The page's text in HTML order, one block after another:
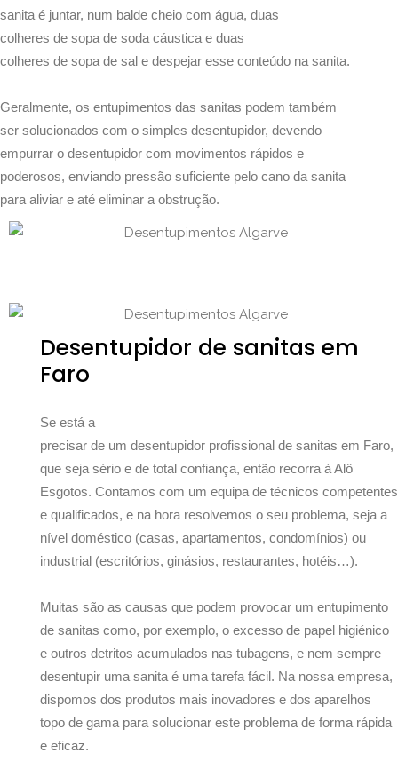
sanita é juntar, num balde cheio com água, duas
colheres de sopa de soda cáustica e duas
colheres de sopa de sal e despejar esse conteúdo na sanita.
Geralmente, os entupimentos das sanitas podem também
ser solucionados com o simples desentupidor, devendo
empurrar o desentupidor com movimentos rápidos e
poderosos, enviando pressão suficiente pelo cano da sanita
para aliviar e até eliminar a obstrução.
Desentupidor de sanitas em
Faro
Se está a
precisar de um desentupidor profissional de sanitas em Faro,
que seja sério e de total confiança, então recorra à Alô
Esgotos. Contamos com um equipa de técnicos competentes
e qualificados, e na hora resolvemos o seu problema, seja a
nível doméstico (casas, apartamentos, condomínios) ou
industrial (escritórios, ginásios, restaurantes, hotéis…).
Muitas são as causas que podem provocar um entupimento
de sanitas como, por exemplo, o excesso de papel higiénico
e outros detritos acumulados nas tubagens, e nem sempre
desentupir uma sanita é uma tarefa fácil. Na nossa empresa,
dispomos dos produtos mais inovadores e dos aparelhos
topo de gama para solucionar este problema de forma rápida
e eficaz.